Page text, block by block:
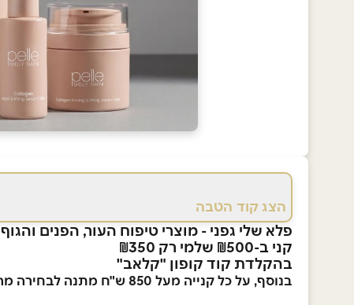
הצג קוד הטבה
פלא שלי גפני - מוצרי טיפוח העור, הפנים והגוף
קני ב-₪500 שלמי רק ₪350
בהקלדת קוד קופון "קלאב"
בנוסף, על כל קנייה מעל 850 ש"ח מתנה לבחירה מהאתר.